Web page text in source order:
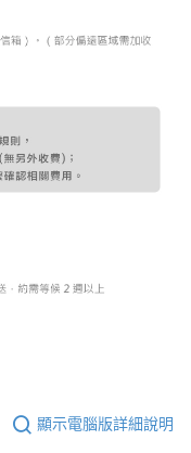
顯示電腦版詳細說明